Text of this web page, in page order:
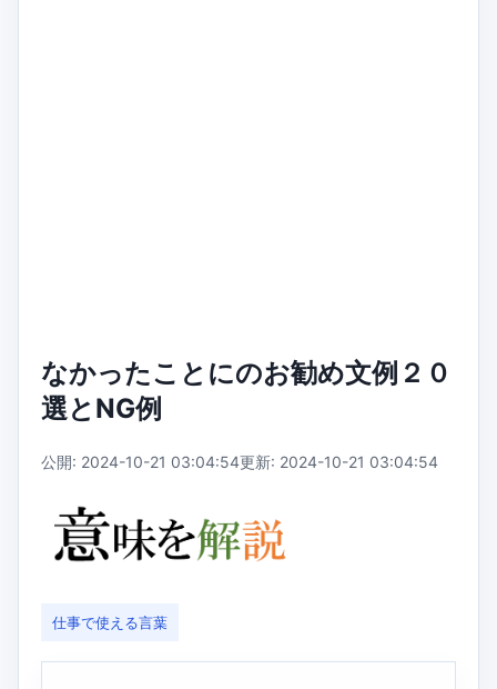
なかったことにのお勧め文例２０
選とNG例
公開: 2024-10-21 03:04:54更新: 2024-10-21 03:04:54
仕事で使える言葉